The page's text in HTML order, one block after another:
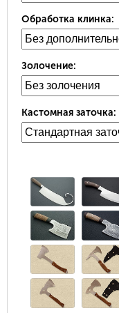
Обработка клинка:
Золочение:
Кастомная заточка: